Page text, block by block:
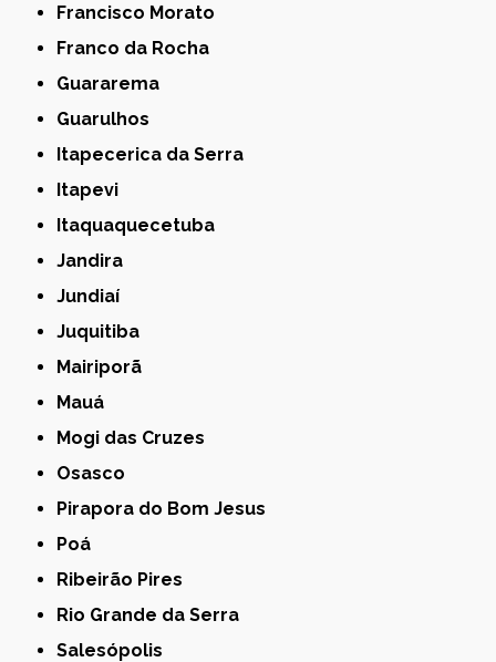
Francisco Morato
Franco da Rocha
Guararema
Guarulhos
Itapecerica da Serra
Itapevi
Itaquaquecetuba
Jandira
Jundiaí
Juquitiba
Mairiporã
Mauá
Mogi das Cruzes
Osasco
Pirapora do Bom Jesus
Poá
Ribeirão Pires
Rio Grande da Serra
Salesópolis